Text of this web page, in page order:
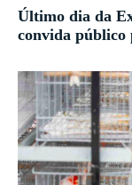
Último dia da
convida público